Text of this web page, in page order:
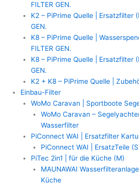
FILTER GEN.
K2 – PiPrime Quelle | Ersatzfilter
GEN.
K8 – PiPrime Quelle |
FILTER GEN.
K8 – PiPrime Quelle | Ersatzfilter
GEN.
K2 + K8 – PiPrime Quelle |
Einbau-Filter
WoMo Caravan | Sportboote
WoMo Caravan –
Wasserfilter
PiConnect WAI | Ersatzfilter
PiConnect WAI | ErsatzTeile
PiTec 2in1 | für die Küche (M)
MAUNAWAI
Küche